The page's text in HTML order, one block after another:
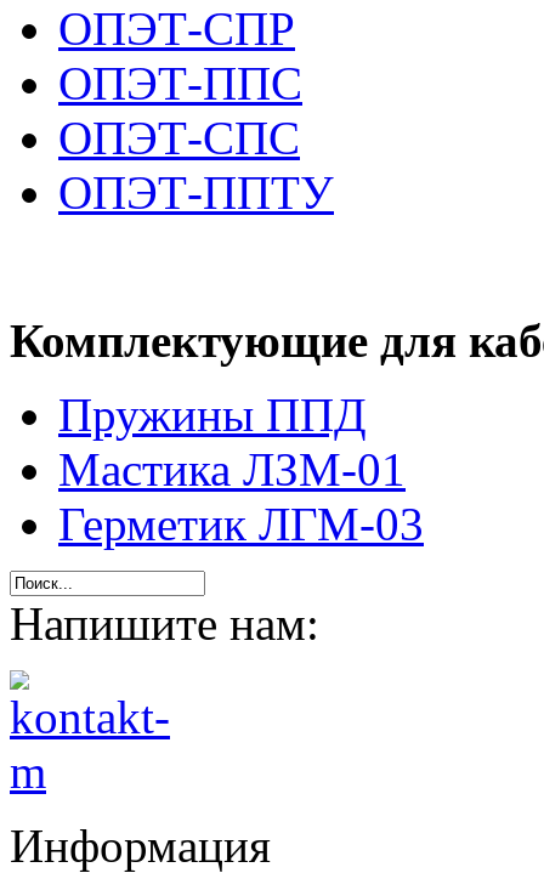
ОПЭТ-СПР
ОПЭТ-ППС
ОПЭТ-СПС
ОПЭТ-ППТУ
Комплектующие для
Пружины ППД
Мастика ЛЗМ-01
Герметик ЛГМ-03
Напишите нам:
Информация